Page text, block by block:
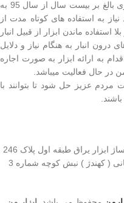
با سابقه کاری بالغ بر بیست سال از سال 95 به
به استفاده های کوتاه مدت از
ماندن ابزار از قبیل انبار
درون انبار به هنگام نیاز و دلایل
به ارائه ابزار به صورت اجاره
در حال فعالیت میباشد.
عزیز حل شود تا بتوانند با
ابزار یراق طبقه اول پلاک 246
اصفهان اتوبان خرازی خیابان اشرفی اصفهانی ( کهندژ ) نبش کوچه شماره 3